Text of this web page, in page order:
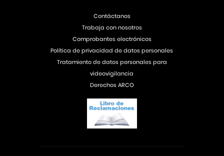
Contáctanos
Trabaja con nosotros
Comprobantes electrónicos
Política de privacidad de datos personales
Tratamiento de datos personales para
videovigilancia
Derechos ARCO